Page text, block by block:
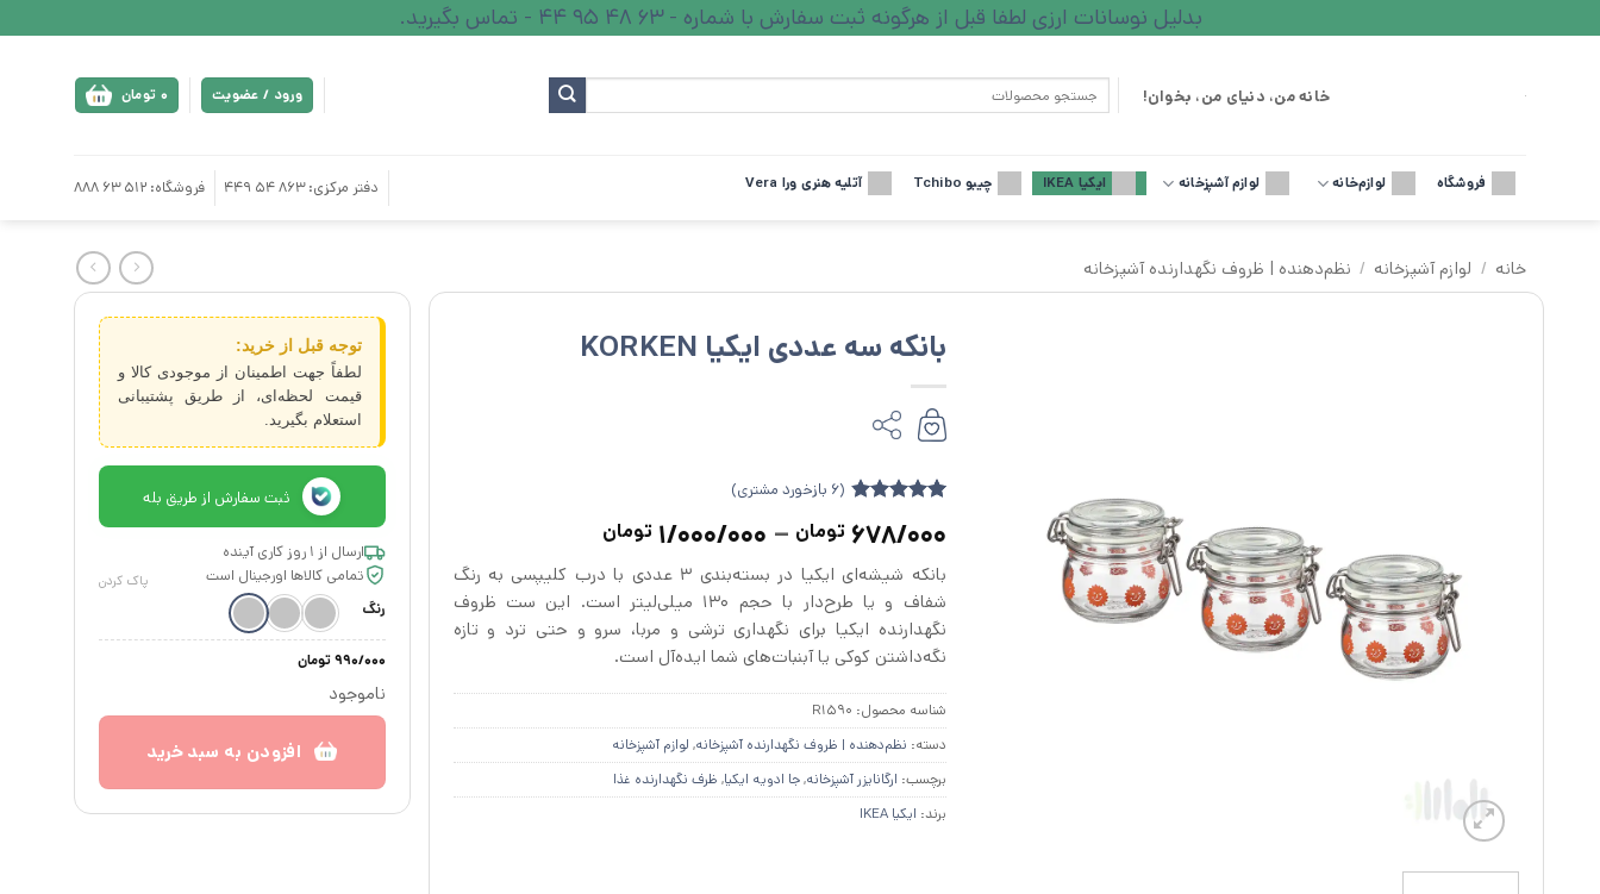
to
بدلیل نوسانات ارزی لطفا قبل از هرگونه ثبت سفارش با شماره - 63 48 95 44 - تماس بگیرید.
خانه من، دنیای من، بخوان!
برای:
ورود / عضویت 0 تومان
فروشگاه لوازم‌خانه لوازم آشپزخانه ایکیا IKEA چیبو Tchibo آتلیه هنری ورا Vera دفتر مرکزی: 863 54 449 فروشگاه: 512 63 888
خانه / لوازم آشپزخانه / نظم‌دهنده | ظروف نگهدارنده آشپزخانه
بانکه سه عددی ایکیا KORKEN
4.78
از 5
امتیازدهی
مشتری
(
6 بازخورد مشتری)
678/000 تومان –
1/000/000 تومان
قیمت:
678/000 تومان
تا
1/000/000 تومان
بانکه شیشه‌ای ایکیا در بسته‌بندی ۳ عددی با درب کلیپسی به رنگ
شفاف و یا طرح‌دار با حجم 130 میلی‌لیتر است. این ست ظروف
نگهدارنده ایکیا برای نگهداری ترشی و مربا، سرو و حتی ترد و تازه
نگه‌داشتن کوکی یا آبنبات‌های شما ایده‌آل است.
شناسه محصول: R1590
دسته: نظم‌دهنده | ظروف نگهدارنده آشپزخانه, لوازم آشپزخانه
برچسب: ارگانایزر آشپزخانه,جا ادویه ایکیا, ظرف نگهدارنده غذا
برند: ایکیا IKEA
توجه قبل از خرید:
لطفاً جهت اطمینان از موجودی کالا و
قیمت لحظه‌ای، از طریق پشتیبانی
استعلام بگیرید.
ثبت سفارش از طریق بله
ارسال از ۱ روز کاری آینده
تمامی کالاها اورجینال است
رنگ
پاک کردن
990/000 تومان
ناموجود
افزودن به سبد خرید